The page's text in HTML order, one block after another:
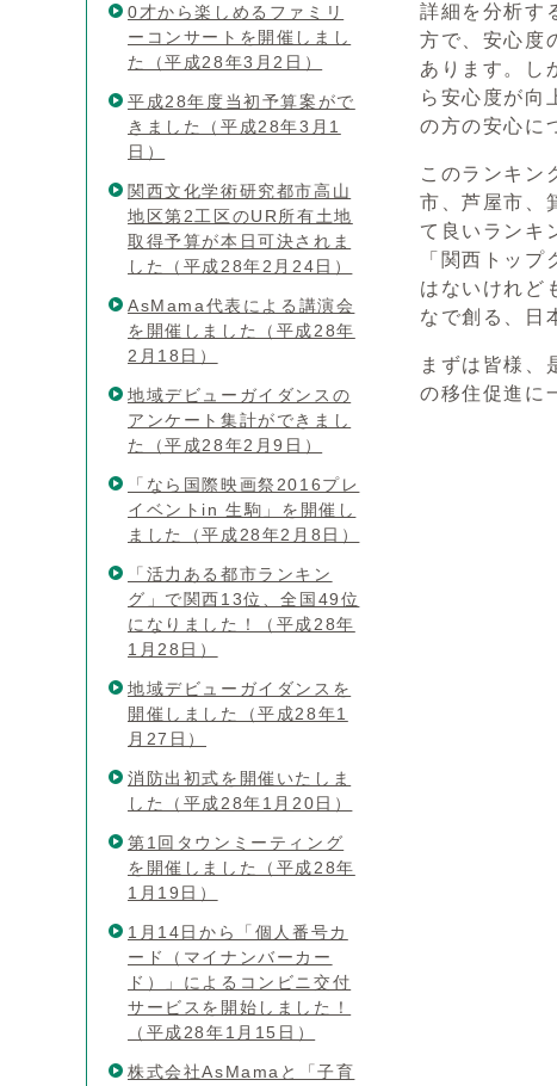
詳細を分析す
方で、安心度
あります。し
ら安心度が向
の方の安心に
このランキン
市、芦屋市、
て良いランキ
「関西トッ
はないけれど
なで創る、日
まずは皆様、
の移住促進に
0才から楽しめるファミリ
ーコンサートを開催しまし
た（平成28年3月2日）
平成28年度当初予算案がで
きました（平成28年3月1
日）
関西文化学術研究都市高山
地区第2工区のUR所有土地
取得予算が本日可決されま
した（平成28年2月24日）
AsMama代表による講演会
を開催しました（平成28年
2月18日）
地域デビューガイダンスの
アンケート集計ができまし
た（平成28年2月9日）
「なら国際映画祭2016プレ
イベントin 生駒」を開催し
ました（平成28年2月8日）
「活力ある都市ランキン
グ」で関西13位、全国49位
になりました！（平成28年
1月28日）
地域デビューガイダンスを
開催しました（平成28年1
月27日）
消防出初式を開催いたしま
した（平成28年1月20日）
第1回タウンミーティング
を開催しました（平成28年
1月19日）
1月14日から「個人番号カ
ード（マイナンバーカー
ド）」によるコンビニ交付
サービスを開始しました！
（平成28年1月15日）
株式会社AsMamaと「子育